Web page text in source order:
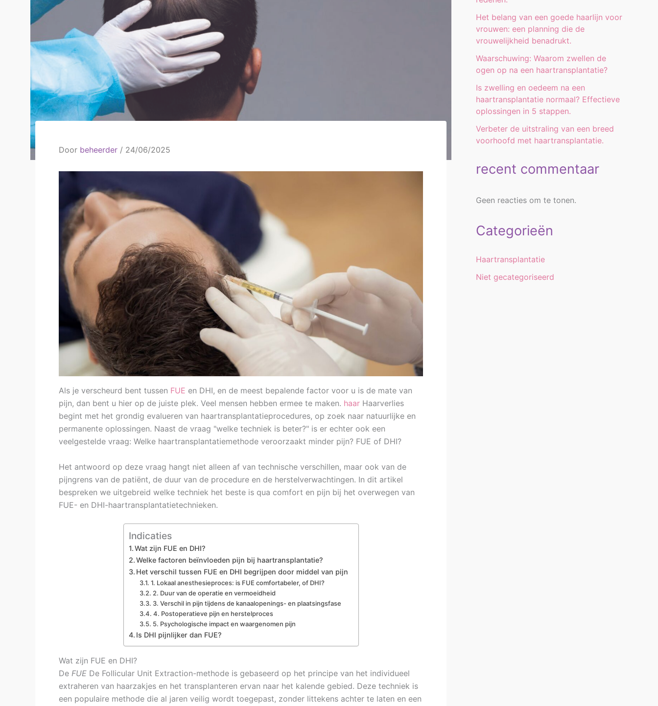
Door beheerder / 24/06/2025
Als je verscheurd bent tussen FUE en DHI, en de meest bepalende factor voor u is de mate van
pijn, dan bent u hier op de juiste plek. Veel mensen hebben ermee te maken. haar Haarverlies
begint met het grondig evalueren van haartransplantatieprocedures, op zoek naar natuurlijke en
permanente oplossingen. Naast de vraag "welke techniek is beter?" is er echter ook een
veelgestelde vraag: Welke haartransplantatiemethode veroorzaakt minder pijn? FUE of DHI?
Het antwoord op deze vraag hangt niet alleen af van technische verschillen, maar ook van de
pijngrens van de patiënt, de duur van de procedure en de herstelverwachtingen. In dit artikel
bespreken we uitgebreid welke techniek het beste is qua comfort en pijn bij het overwegen van
FUE- en DHI-haartransplantatietechnieken.
Indicaties
Wat zijn FUE en DHI?
Welke factoren beïnvloeden pijn bij haartransplantatie?
Het verschil tussen FUE en DHI begrijpen door middel van pijn
1. Lokaal anesthesieproces: is FUE comfortabeler, of DHI?
2. Duur van de operatie en vermoeidheid
3. Verschil in pijn tijdens de kanaalopenings- en plaatsingsfase
4. Postoperatieve pijn en herstelproces
5. Psychologische impact en waargenomen pijn
Is DHI pijnlijker dan FUE?
Wat zijn FUE en DHI?
De FUE De Follicular Unit Extraction-methode is gebaseerd op het principe van het individueel
extraheren van haarzakjes en het transplanteren ervan naar het kalende gebied. Deze techniek is
een populaire methode die al jaren veilig wordt toegepast, zonder littekens achter te laten en een
Het belang van een goede haarlijn voor
vrouwen: een planning die de
vrouwelijkheid benadrukt.
Waarschuwing: Waarom zwellen de
ogen op na een haartransplantatie?
Is zwelling en oedeem na een
haartransplantatie normaal? Effectieve
oplossingen in 5 stappen.
Verbeter de uitstraling van een breed
voorhoofd met haartransplantatie.
recent commentaar
Geen reacties om te tonen.
Categorieën
Haartransplantatie
Niet gecategoriseerd